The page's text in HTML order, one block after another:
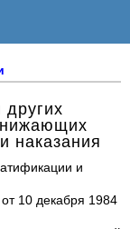
наказания
и
10 декабря 1984